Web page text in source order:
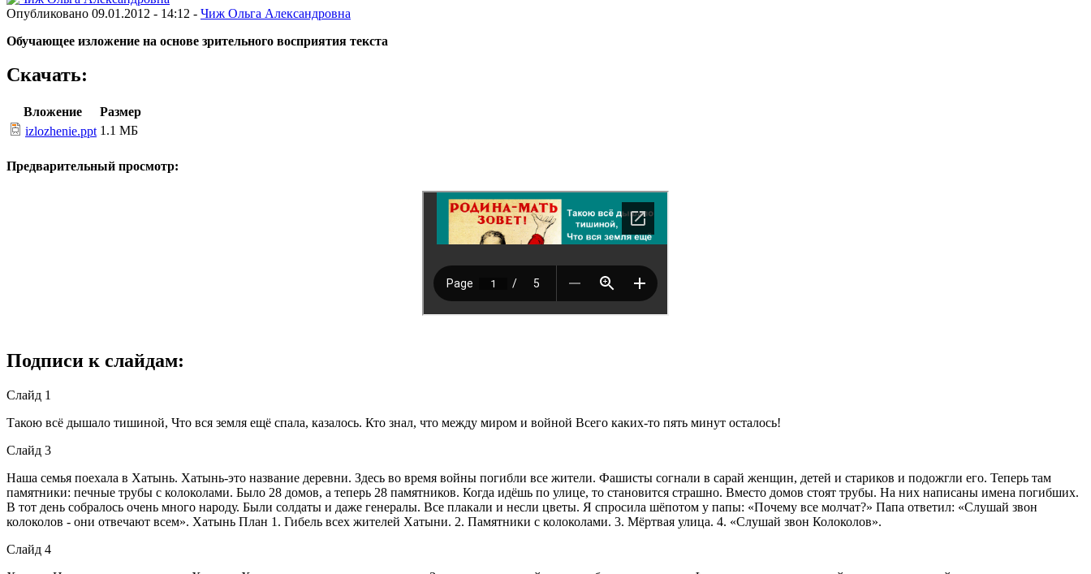
Опубликовано 09.01.2012 - 14:12 - Чиж Ольга Александровна
Обучающее изложение на основе зрительного восприятия текста
Скачать:
Вложение
Размер
izlozhenie.ppt 1.1 МБ
Предварительный просмотр:
Подписи к слайдам:
Слайд 1
Такою всё дышало тишиной, Что вся земля ещё спала, казалось. Кто знал, что между миром и войной Всего каких-то пять минут осталось!
Слайд 3
Наша семья поехала в Хатынь. Хатынь-это название деревни. Здесь во время войны погибли все жители. Фашисты согнали в сарай женщин, детей и стариков и подожгли его. Теперь там
памятники: печные трубы с колоколами. Было 28 домов, а теперь 28 памятников. Когда идёшь по улице, то становится страшно. Вместо домов стоят трубы. На них написаны имена погибших.
В тот день собралось очень много народу. Были солдаты и даже генералы. Все плакали и несли цветы. Я спросила шёпотом у папы: «Почему все молчат?» Папа ответил: «Слушай звон
колоколов - они отвечают всем». Хатынь План 1. Гибель всех жителей Хатыни. 2. Памятники с колоколами. 3. Мёртвая улица. 4. «Слушай звон Колоколов».
Слайд 4